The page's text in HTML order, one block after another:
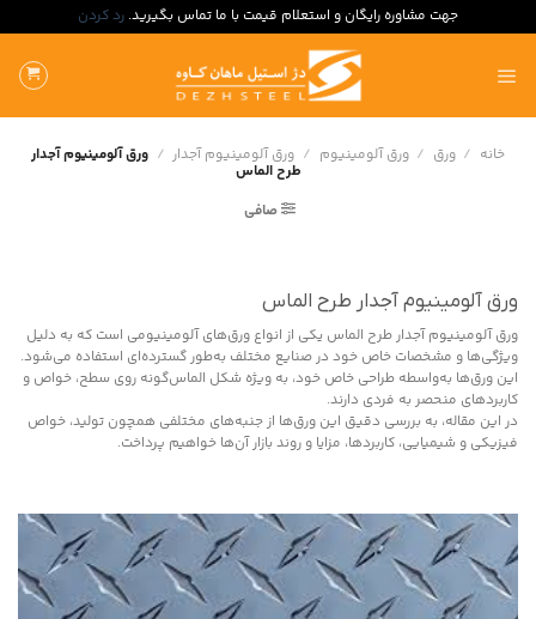
جهت مشاوره رایگان و استعلام قیمت با ما تماس بگیرید. رد کردن
محتوا
بروید
خانه / ورق / ورق آلومینیوم / ورق آلومینیوم آجدار / ورق آلومینیوم آجدار
طرح الماس
صافی
ورق آلومینیوم آجدار طرح الماس
ورق آلومینیوم آجدار طرح الماس یکی از انواع ورق‌های آلومینیومی است که به دلیل
ویژگی‌ها و مشخصات خاص خود در صنایع مختلف به‌طور گسترده‌ای استفاده می‌شود.
این ورق‌ها به‌واسطه طراحی خاص خود، به ویژه شکل الماس‌گونه روی سطح، خواص و
کاربردهای منحصر به فردی دارند.
در این مقاله، به بررسی دقیق این ورق‌ها از جنبه‌های مختلفی همچون تولید، خواص
فیزیکی و شیمیایی، کاربردها، مزایا و روند بازار آن‌ها خواهیم پرداخت.